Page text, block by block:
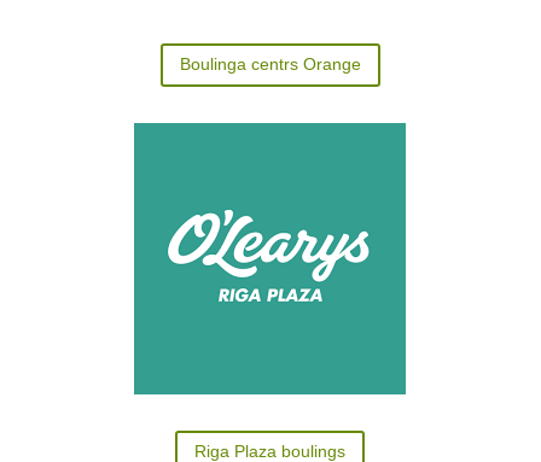
Boulinga centrs Orange
Riga Plaza boulings